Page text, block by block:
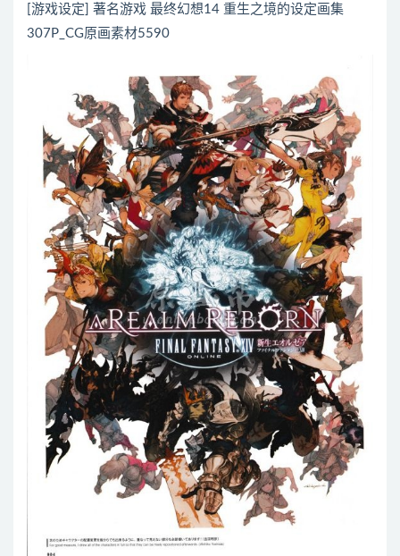
[游戏设定] 著名游戏 最终幻想14 重生之境的设定画集
307P_CG原画素材5590